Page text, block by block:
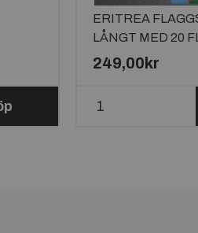
ERITREA
LÅNGT MED 20
249,00kr